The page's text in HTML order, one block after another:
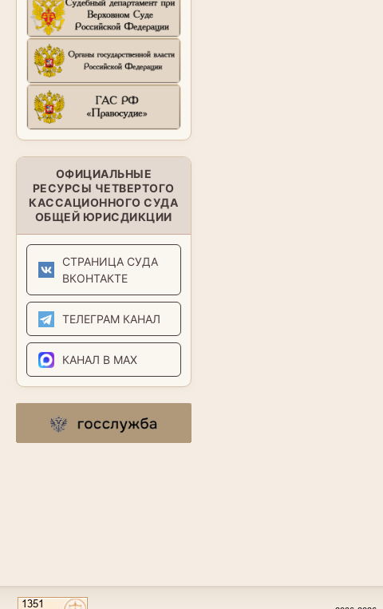
ОФИЦИАЛЬНЫЕ
РЕСУРСЫ ЧЕТВЕРТОГО
КАССАЦИОННОГО СУДА
ОБЩЕЙ ЮРИСДИКЦИИ
СТРАНИЦА СУДА
ВКОНТАКТЕ
ТЕЛЕГРАМ КАНАЛ
КАНАЛ В MAX